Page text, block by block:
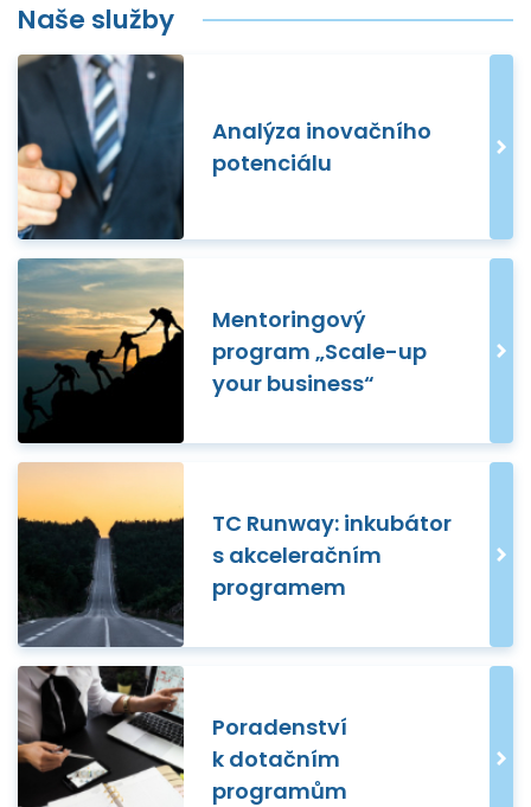
Naše služby
Analýza inovačního
potenciálu
Mentoringový
program „Scale-up
your business“
TC Runway: inkubátor
s akceleračním
programem
Poradenství
k dotačním
programům